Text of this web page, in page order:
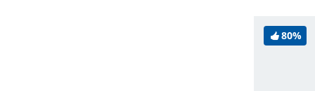
80%